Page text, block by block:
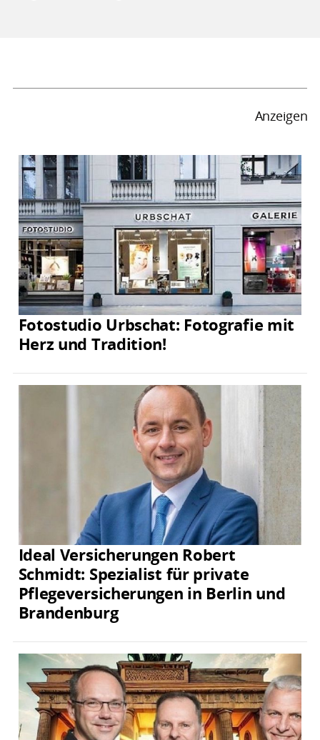
Anzeigen
Fotostudio Urbschat: Fotografie mit
Herz und Tradition!
Ideal Versicherungen Robert
Schmidt: Spezialist für private
Pflegeversicherungen in Berlin und
Brandenburg